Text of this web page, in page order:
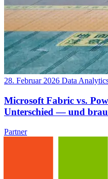
28. Februar 2026 Data
Microsoft Fabric vs.
Unterschied — und
Partner